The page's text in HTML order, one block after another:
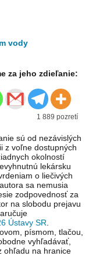
vody
za jeho zdieľanie:
1 889 pozretí
sú od nezávislých
z voľne dostupných
okolností
lekársku
o liečivých
sa nemusia
zodpovednosť za
na slobodu prejavu
Ústavy SR
písmom, tlačou,
vyhľadávať,
ohľadu na hranice